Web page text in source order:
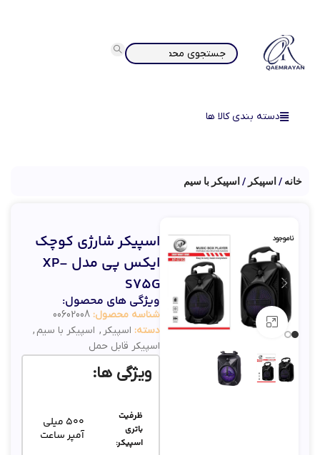
دسته بندی کالا ها
خانه اسپیکر اسپیکر با سیم
ناموجود
بزرگنمایی تصویر
اسپیکر شارژی کوچک
ایکس پی مدل XP-
S75G
ویژگی های محصول:
شناسه محصول: 00602008
دسته: اسپیکر , اسپیکر با سیم ,
اسپیکر قابل حمل
ویژگی ها:
ظرفیت
باتری
اسپیکر:
500 میلی‌
آمپر ساعت